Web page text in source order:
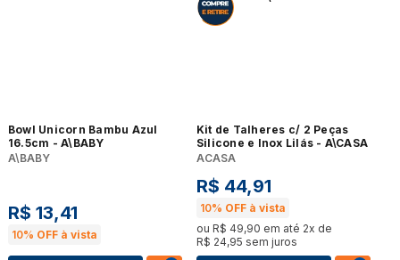
Bowl Unicorn Bambu Azul
16.5cm - A\BABY
A\BABY
R$ 13,41
10% OFF à vista
Kit de Talheres c/ 2 Peças
Silicone e Inox Lilás - A\CASA
ACASA
R$ 44,91
10% OFF à vista
ou R$ 49,90 em até 2x de
R$ 24,95 sem juros